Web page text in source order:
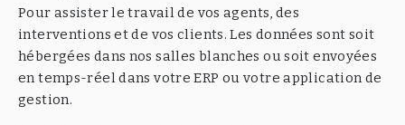
Pour assister le travail de vos agents, des
interventions et de vos clients. Les données sont soit
hébergées dans nos salles blanches ou soit envoyées
en temps-réel dans votre ERP ou votre application de
gestion.